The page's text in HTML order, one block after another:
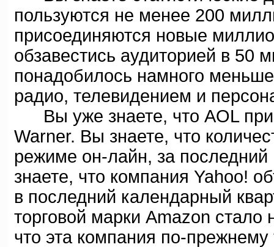
пользуются не менее 200
присоединяются новые
обзавестись аудиторией в 50
понадобилось намного
радио, телевидением и
Вы уже знаете, что AOL
Warner. Вы знаете, что
режиме он-лайн, за
знаете, что компания Yahoo!
в последний календарный
торговой марки Amazon
что эта компания по-